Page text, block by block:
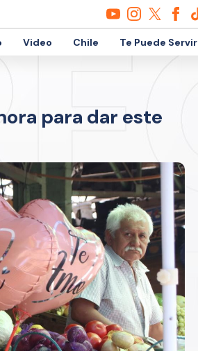
Video Chile Te Puede Servir
para dar este